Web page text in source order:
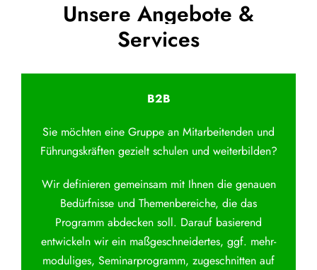
Unsere Angebote &
Services
B2B
Sie möchten eine Gruppe an Mitarbeitenden und
Führungskräften gezielt schulen und weiterbilden?
Wir definieren gemeinsam mit Ihnen die genauen
Bedürfnisse und Themenbereiche, die das
Programm abdecken soll. Darauf basierend
entwickeln wir ein maßgeschneidertes, ggf. mehr-
moduliges, Seminarprogramm, zugeschnitten auf